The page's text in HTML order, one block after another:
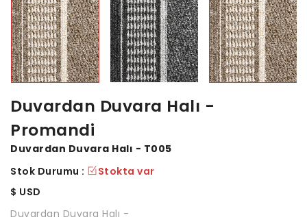
Duvardan Duvara Halı -
Promandi
Duvardan Duvara Halı - T005
Stok Durumu :
Stokta var
$ USD
Duvardan Duvara Halı -